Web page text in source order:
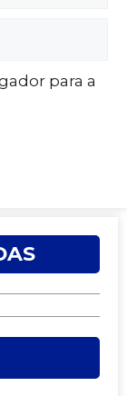
para a